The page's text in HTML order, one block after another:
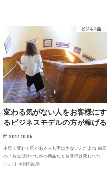
ビジネス論
変わる気がない人をお客様にす
るビジネスモデルの方が稼げる
2017.10.06
本気で変わる気がある人も実は少ないんだよね 前回
の「お金儲けのための商品だとお客様は変われな
い」は 今回の記事…